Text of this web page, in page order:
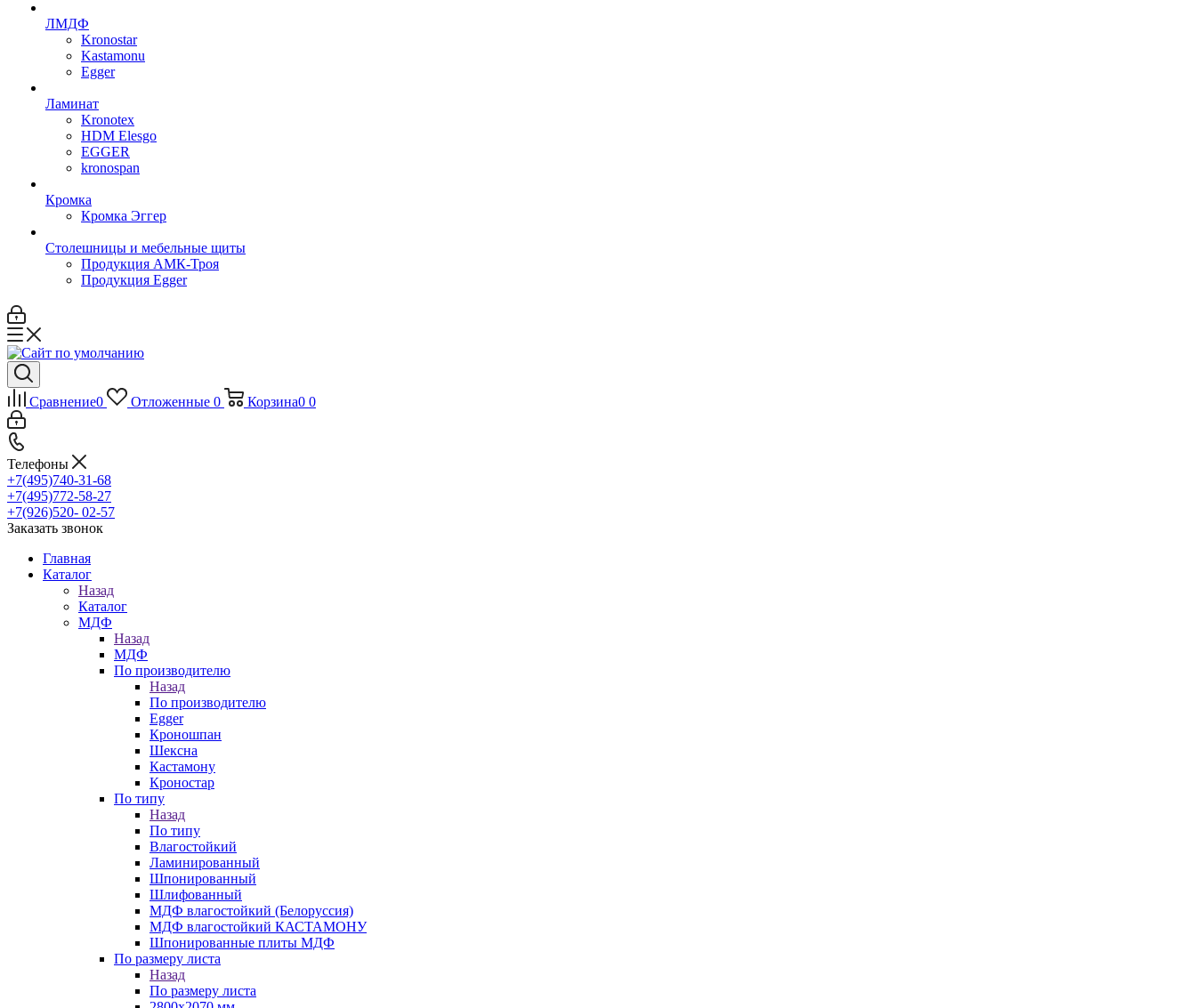
ЛМДФ
Kronostar
Kastamonu
Egger
Ламинат
Kronotex
HDM Elesgo
EGGER
kronospan
Кромка
Кромка Эггер
Столешницы и мебельные щиты
Продукция АМК-Троя
Продукция Egger
Сравнение0 Отложенные 0 Корзина0 0
Телефоны
+7(495)740-31-68
+7(495)772-58-27
+7(926)520- 02-57
Заказать звонок
Главная
Каталог
Назад
Каталог
МДФ
Назад
МДФ
По производителю
Назад
По производителю
Egger
Кроношпан
Шексна
Кастамону
Кроностар
По типу
Назад
По типу
Влагостойкий
Ламинированный
Шпонированный
Шлифованный
МДФ влагостойкий (Белоруссия)
МДФ влагостойкий КАСТАМОНУ
Шпонированные плиты МДФ
По размеру листа
Назад
По размеру листа